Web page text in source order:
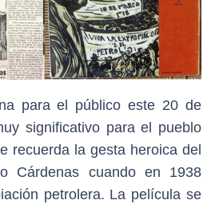
para el público este 20 de
significativo para el pueblo
recuerda la gesta heroica del
Cárdenas cuando en 1938
petrolera. La película se